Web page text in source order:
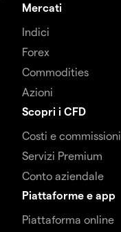
Mercati
Indici
Forex
Commodities
Azioni
Scopri i CFD
Costi e commissioni
Servizi Premium
Conto aziendale
Piattaforme e app
Piattaforma online